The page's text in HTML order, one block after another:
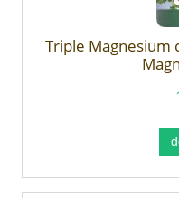
Triple Magnesium